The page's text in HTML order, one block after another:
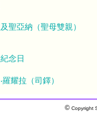
聖亞納（聖母雙親）
念日
羅耀拉（司鐸）
© Copyright